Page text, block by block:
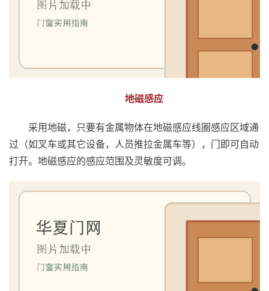
安
装
修
登录
地磁感应
采用地磁，只要有金属物体在地磁感应线圈感应区域通
过（如叉车或其它设备，人员推拉金属车等），门即可自动
打开。地磁感应的感应范围及灵敏度可调。